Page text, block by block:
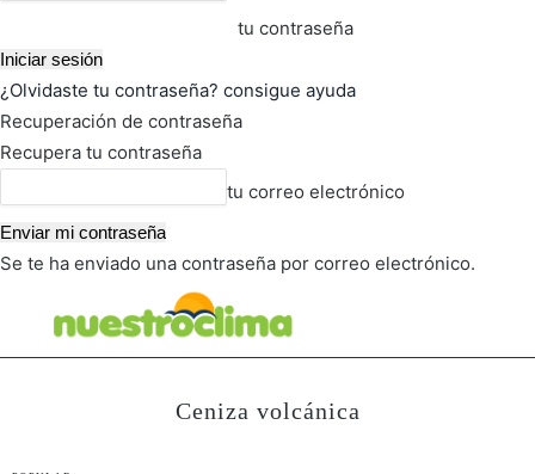
tu contraseña
¿Olvidaste tu contraseña? consigue ayuda
Recuperación de contraseña
Recupera tu contraseña
tu correo electrónico
Se te ha enviado una contraseña por correo electrónico.
Ceniza volcánica